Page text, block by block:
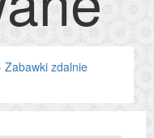
Zabawki zdalnie